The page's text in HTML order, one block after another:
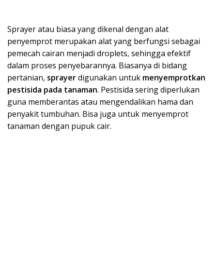
Sprayer atau biasa yang dikenal dengan alat
penyemprot merupakan alat yang berfungsi sebagai
pemecah cairan menjadi droplets, sehingga efektif
dalam proses penyebarannya. Biasanya di bidang
pertanian, sprayerdigunakan untuk menyemprotkan
pestisida pada tanaman. Pestisida sering diperlukan
guna memberantas atau mengendalikan hama dan
penyakit tumbuhan. Bisa juga untuk menyemprot
tanaman dengan pupuk cair.